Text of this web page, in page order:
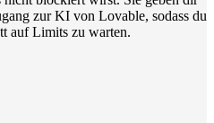
zur KI von Lovable, sodass du
auf Limits zu warten.